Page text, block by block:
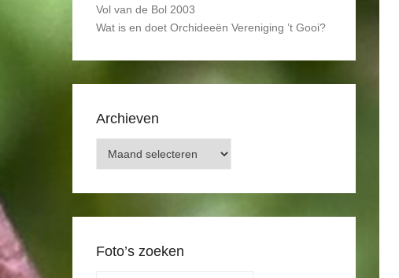
Vol van de Bol 2003
Wat is en doet Orchideeën Vereniging ’t Gooi?
Archieven
Foto’s zoeken